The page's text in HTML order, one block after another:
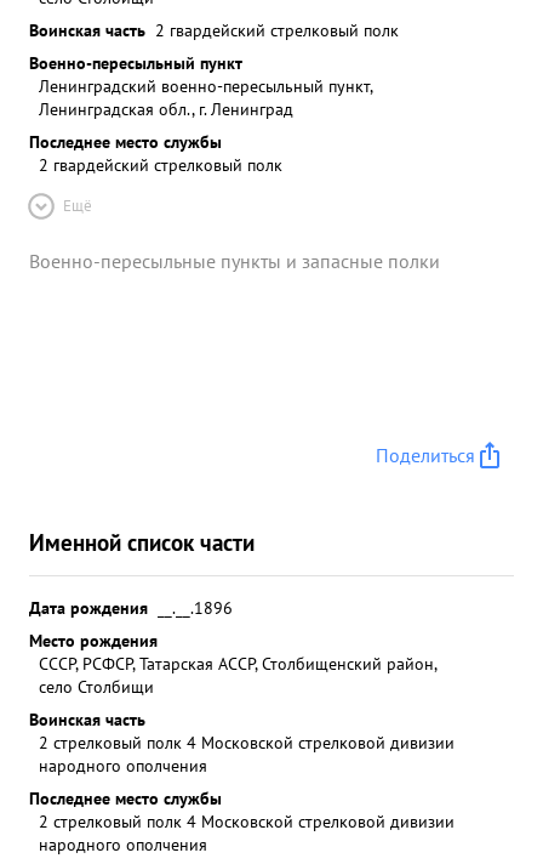
Воинская часть 2 гвардейский стрелковый полк
Военно-пересыльный пункт
Ленинградский военно-пересыльный пункт,
Ленинградская обл., г. Ленинград
Последнее место службы
2 гвардейский стрелковый полк
Ещё
Военно-пересыльные пункты и запасные полки
Поделиться
Именной список части
Дата рождения
__.__.1896
Место рождения
СССР, РСФСР, Татарская АССР, Столбищенский район,
село Столбищи
Воинская часть
2 стрелковый полк 4 Московской стрелковой дивизии
народного ополчения
Последнее место службы
2 стрелковый полк 4 Московской стрелковой дивизии
народного ополчения